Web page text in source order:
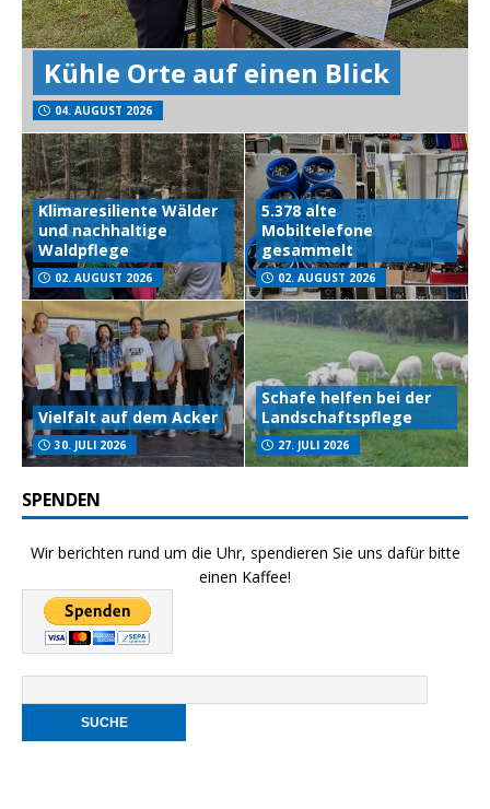
Kühle Orte auf einen Blick
04. AUGUST 2026
Klimaresiliente Wälder
und nachhaltige
Waldpflege
02. AUGUST 2026
5.378 alte
Mobiltelefone
gesammelt
02. AUGUST 2026
Vielfalt auf dem Acker
30. JULI 2026
Schafe helfen bei der
Landschaftspflege
27. JULI 2026
SPENDEN
Wir berichten rund um die Uhr, spendieren Sie uns dafür bitte
einen Kaffee!